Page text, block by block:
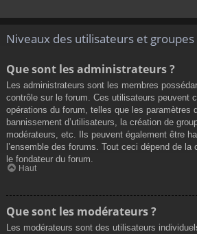
Niveaux des utilisateurs et groupes
Que sont les administrateurs ?
Les administrateurs sont les membres
contrôle sur le forum. Ces utilisateurs peuvent
opérations du forum, telles que les paramètres
bannissement d’utilisateurs, la création de
modérateurs, etc. Ils peuvent également être
l’ensemble des forums. Tout ceci dépend de la
le fondateur du forum.
Haut
Que sont les modérateurs ?
Les modérateurs sont des utilisateurs